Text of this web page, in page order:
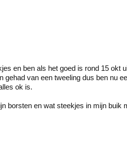
en ben als het goed is rond 15 okt
van een tweeling dus ben nu
ok is.
borsten en wat steekjes in mijn buik